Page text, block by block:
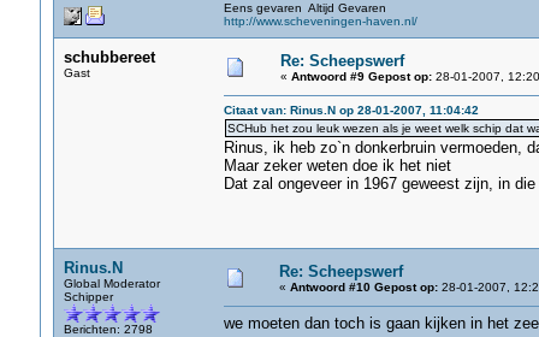
Eens gevaren Altijd Gevaren
http://www.scheveningen-haven.nl/
schubbereet
Gast
Re: Scheepswerf
« Antwoord #9 Gepost op:28-01-2007,
Citaat van: Rinus.N op 28-01-2007, 11:04:42
SCHub het zou leuk wezen als je weet welk schip dat
Rinus, ik heb zo`n donkerbruin vermoeden,
Maar zeker weten doe ik het niet
Dat zal ongeveer in 1967 geweest zijn, in
Rinus.N
Global Moderator
Schipper
Berichten: 2798
Re: Scheepswerf
« Antwoord #10 Gepost op:28-01-2007,
we moeten dan toch is gaan kijken in het